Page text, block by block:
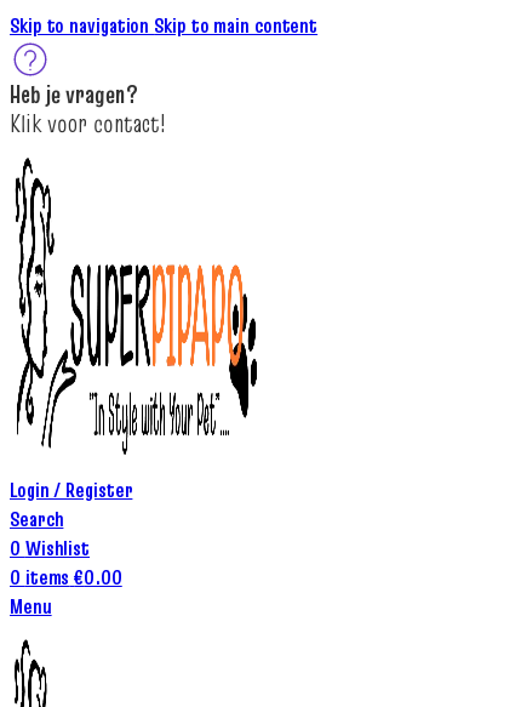
Skip to navigation Skip to main content
Heb jevragen?
Klikvoor contact!
Login / Register
Search
0 Wishlist
0 items €0.00
Menu